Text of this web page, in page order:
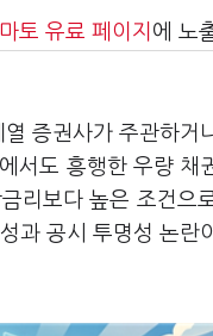
토 유료 페이지 에 노
증권사가 주관하거
서도 흥행한 우량 채
리보다 높은 조건으
과 공시 투명성 논란